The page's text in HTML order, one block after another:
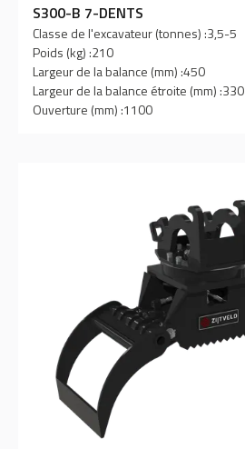
S300-B 7-DENTS
Classe de l'excavateur (tonnes) :3,5-5
Poids (kg) :210
Largeur de la balance (mm) :450
Largeur de la balance étroite (mm) :330
Ouverture (mm) :1100